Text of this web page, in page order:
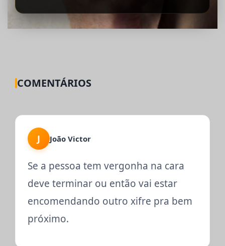
COMENTÁRIOS
J João Victor
Se a pessoa tem vergonha na cara
deve terminar ou então vai estar
encomendando outro xifre pra bem
próximo.